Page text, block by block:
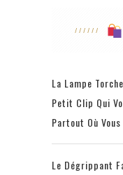
La Lampe
Petit Clip Qui
Partout Où Vous
Le Dégrippant